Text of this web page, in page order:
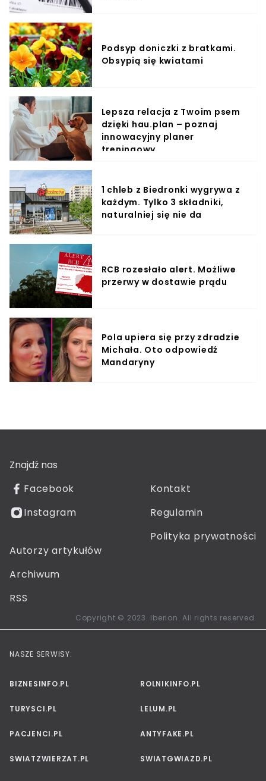
Podsyp doniczki z bratkami.
Obsypią się kwiatami
Lepsza relacja z Twoim psem
dzięki hau.plan – poznaj
innowacyjny planer
treningowy
1 chleb z Biedronki wygrywa z
każdym. Tylko 3 składniki,
naturalniej się nie da
RCB rozesłało alert. Możliwe
przerwy w dostawie prądu
Pola upiera się przy zdradzie
Michała. Oto odpowiedź
Mandaryny
Znajdź nas
Facebook
Instagram
Kontakt
Regulamin
Polityka prywatności
Autorzy artykułów
Archiwum
RSS
Copyright © 2023. Iberion. All rights reserved.
NASZE SERWISY:
BIZNESINFO.PL ROLNIKINFO.PL
TURYSCI.PL LELUM.PL
PACJENCI.PL ANTYFAKE.PL
SWIATZWIERZAT.PL SWIATGWIAZD.PL